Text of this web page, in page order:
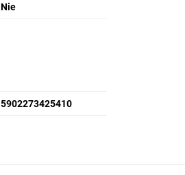
Nie
5902273425410